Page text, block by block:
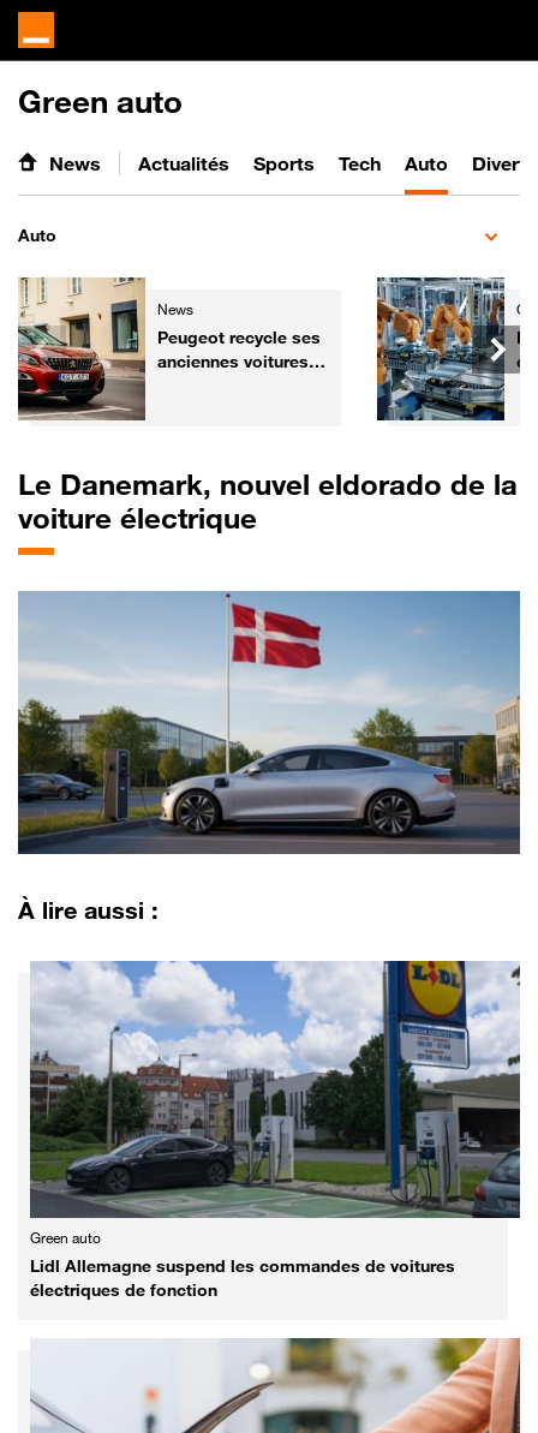
Green auto
News Actualités Sports Tech Auto
Auto
News
Peugeot recycle ses
anciennes voitures
Le Danemark, nouvel eldorado de la
voiture électrique
À lire aussi :
Green auto
Lidl Allemagne suspend les commandes de voitures
électriques de fonction